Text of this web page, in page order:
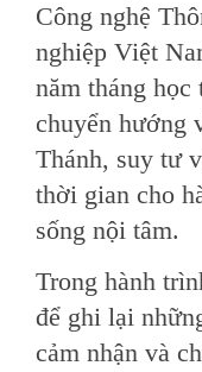
Công nghệ
nghiệp Việt
năm tháng học
chuyển hướng
Thánh, suy tư
thời gian cho
sống nội tâm.
Trong hành
để ghi lại
cảm nhận và